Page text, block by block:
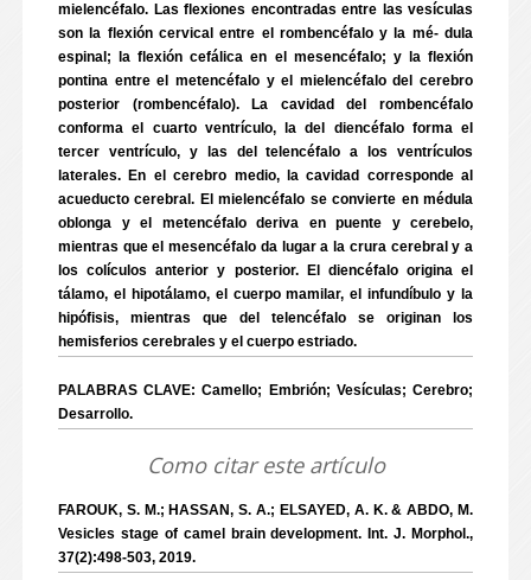
mielencéfalo. Las flexiones encontradas entre las vesículas
son la flexión cervical entre el rombencéfalo y la mé- dula
espinal; la flexión cefálica en el mesencéfalo; y la flexión
pontina entre el metencéfalo y el mielencéfalo del cerebro
posterior (rombencéfalo). La cavidad del rombencéfalo
conforma el cuarto ventrículo, la del diencéfalo forma el
tercer ventrículo, y las del telencéfalo a los ventrículos
laterales. En el cerebro medio, la cavidad corresponde al
acueducto cerebral. El mielencéfalo se convierte en médula
oblonga y el metencéfalo deriva en puente y cerebelo,
mientras que el mesencéfalo da lugar a la crura cerebral y a
los colículos anterior y posterior. El diencéfalo origina el
tálamo, el hipotálamo, el cuerpo mamilar, el infundíbulo y la
hipófisis, mientras que del telencéfalo se originan los
hemisferios cerebrales y el cuerpo estriado.
PALABRAS CLAVE: Camello; Embrión; Vesículas; Cerebro;
Desarrollo.
Como citar este artículo
FAROUK, S. M.; HASSAN, S. A.; ELSAYED, A. K. & ABDO, M.
Vesicles stage of camel brain development. Int. J. Morphol.,
37(2):498-503, 2019.